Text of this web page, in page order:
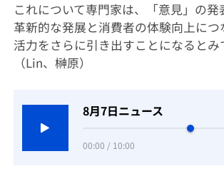
これについて専門家は、「意見」の
革新的な発展と消費者の体験向上につ
活力をさらに引き出すことになるとみ
（Lin、榊原）
8月7日ニュース
00:00 / 10:00